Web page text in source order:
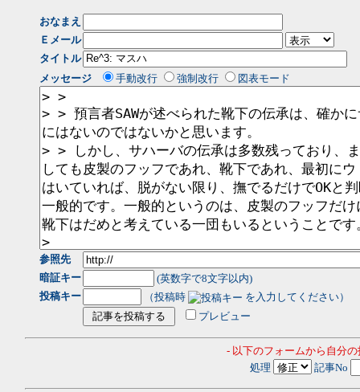
おなまえ
Ｅメール
タイトル
メッセージ
手動改行 強制改行 図表モード
参照先
暗証キー
(英数字で8文字以内)
投稿キー
（投稿時
を入力してください）
プレビュー
- 以下のフォームから自分
処理
記事No